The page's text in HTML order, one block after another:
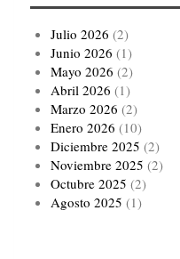
Julio 2026 (2)
Junio 2026 (1)
Mayo 2026 (2)
Abril 2026 (1)
Marzo 2026 (2)
Enero 2026 (10)
Diciembre 2025 (2)
Noviembre 2025 (2)
Octubre 2025 (2)
Agosto 2025 (1)